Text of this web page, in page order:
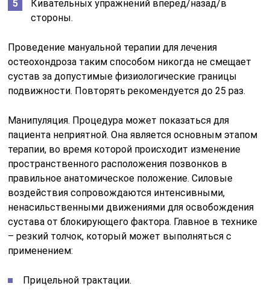
Кивательных упражнений вперед/назад/в
стороны.
Проведение мануальной терапии для лечения
остеохондроза таким способом никогда не смещает
сустав за допустимые физиологические границы
подвижности. Повторять рекомендуется до 25 раз.
Манипуляция. Процедура может показаться для
пациента неприятной. Она является основным этапом
терапии, во время которой происходит изменение
пространственного расположения позвонков в
правильное анатомическое положение. Силовые
воздействия сопровождаются интенсивными,
ненасильственными движениями для освобождения
сустава от блокирующего фактора. Главное в технике
– резкий толчок, который может выполняться с
применением:
Прицельной трактации.